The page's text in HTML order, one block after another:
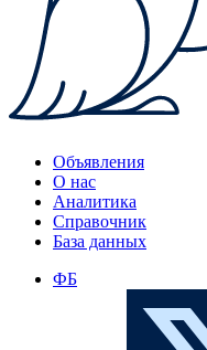
Объявления
О нас
Аналитика
Справочник
База данных
ФБ